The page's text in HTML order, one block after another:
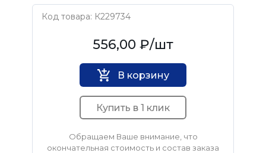
Код товара: К229734
556,00 ₽/шт
В корзину
Купить в 1 клик
Обращаем Ваше внимание, что
окончательная стоимость и состав заказа